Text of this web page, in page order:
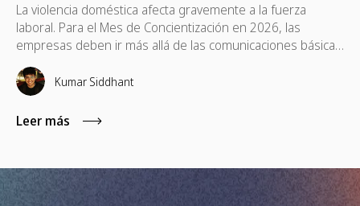
La violencia doméstica afecta gravemente a la fuerza
laboral. Para el Mes de Concientización en 2026, las
empresas deben ir más allá de las comunicaciones básicas
e implementar políticas de apoyo, ayudas financieras,
capacitación remota para gerentes y voluntariado basado
en habilidades.
Kumar Siddhant
Leer más